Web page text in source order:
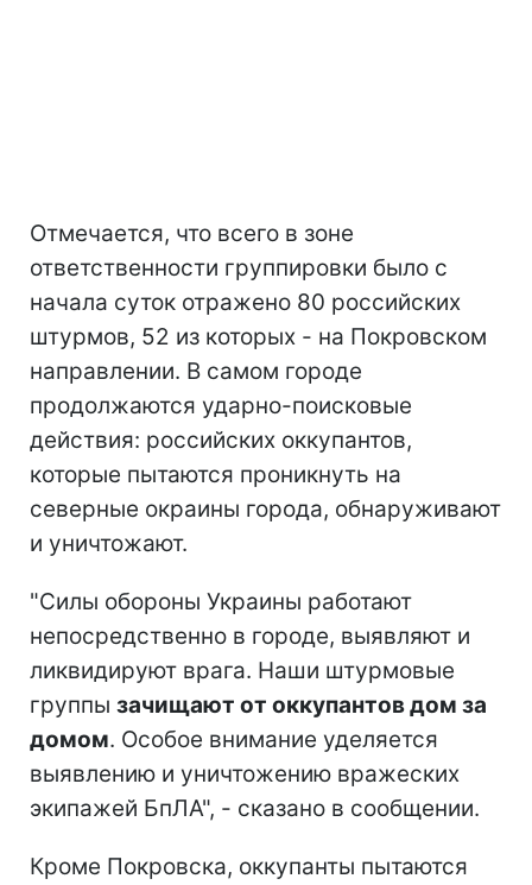
Отмечается, что всего в зоне
ответственности группировки было с
начала суток отражено 80 российских
штурмов, 52 из которых - на Покровском
направлении. В самом городе
продолжаются ударно-поисковые
действия: российских оккупантов,
которые пытаются проникнуть на
северные окраины города, обнаруживают
и уничтожают.
"Силы обороны Украины работают
непосредственно в городе, выявляют и
ликвидируют врага. Наши штурмовые
группы зачищают от оккупантов дом за
домом. Особое внимание уделяется
выявлению и уничтожению вражеских
экипажей БпЛА", - сказано в сообщении.
Кроме Покровска, оккупанты пытаются